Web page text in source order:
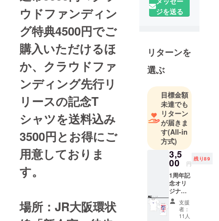
ウドファンディン
グ特典4500円でご
購入いただけるほ
か、クラウドファ
ンディング先行リ
リースの記念T
シャツを送料込み
3500円とお得にご
用意しておりま
す。
場所：JR大阪環状
したビール
す。
元男湯を
ビール工場
に、元女湯
を飲食ス
ペースとし
て営業して
います。
ビールのみ
を提供。上
方ビールオ
リジナルの
牛乳瓶グラ
スは映え間
違い無しで
ジを送る
リターンを
選ぶ
目標金額
未達でも
リターン
が届きま
す(All-in
方式)
3,5
00 円
残り89
1周年記
念オリ
ジナルT
シャツ
上方
ビール
支援
者：
11人